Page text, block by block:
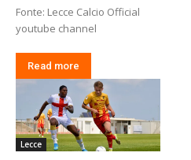
Fonte: Lecce Calcio Official
youtube channel
Read more
Lecce